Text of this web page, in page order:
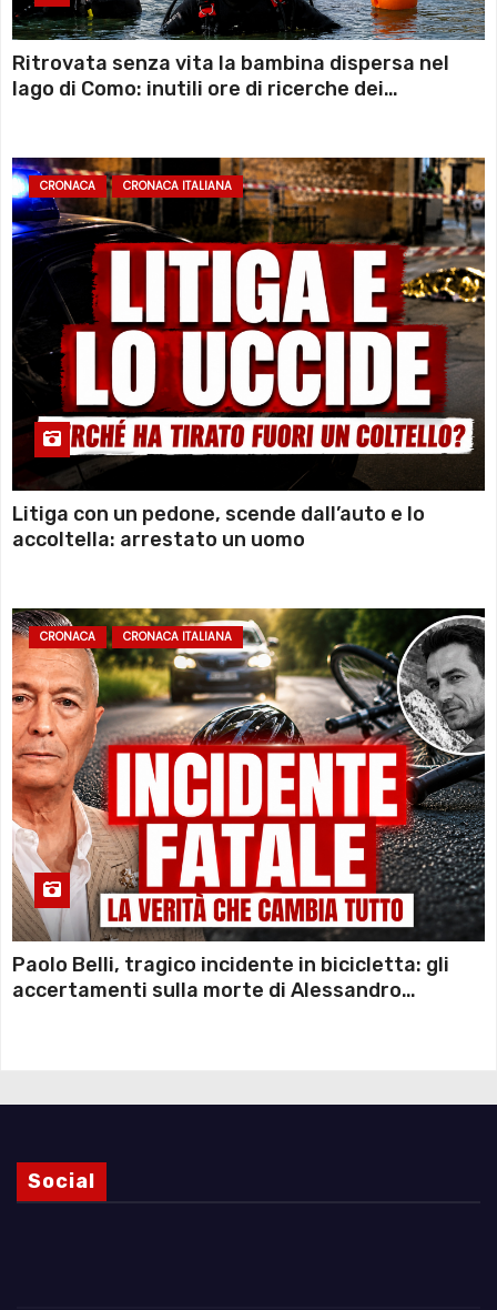
Ritrovata senza vita la bambina dispersa nel
lago di Como: inutili ore di ricerche dei
CRONACA CRONACA ITALIANA
Litiga con un pedone, scende dall’auto e lo
accoltella: arrestato un uomo
CRONACA CRONACA ITALIANA
Paolo Belli, tragico incidente in bicicletta: gli
accertamenti sulla morte di Alessandro
Social